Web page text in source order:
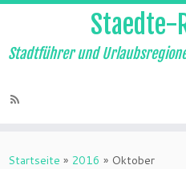
Staedte-
Stadtführer und
Startseite » 2016 » Oktober